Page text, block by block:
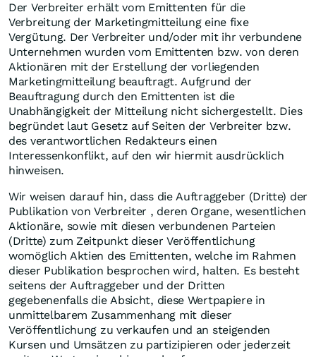
Der Verbreiter erhält vom Emittenten für die
Verbreitung der Marketingmitteilung eine fixe
Vergütung. Der Verbreiter und/oder mit ihr verbundene
Unternehmen wurden vom Emittenten bzw. von deren
Aktionären mit der Erstellung der vorliegenden
Marketingmitteilung beauftragt. Aufgrund der
Beauftragung durch den Emittenten ist die
Unabhängigkeit der Mitteilung nicht sichergestellt. Dies
begründet laut Gesetz auf Seiten der Verbreiter bzw.
des verantwortlichen Redakteurs einen
Interessenkonflikt, auf den wir hiermit ausdrücklich
hinweisen.
Wir weisen darauf hin, dass die Auftraggeber (Dritte) der
Publikation von Verbreiter , deren Organe, wesentlichen
Aktionäre, sowie mit diesen verbundenen Parteien
(Dritte) zum Zeitpunkt dieser Veröffentlichung
womöglich Aktien des Emittenten, welche im Rahmen
dieser Publikation besprochen wird, halten. Es besteht
seitens der Auftraggeber und der Dritten
gegebenenfalls die Absicht, diese Wertpapiere in
unmittelbarem Zusammenhang mit dieser
Veröffentlichung zu verkaufen und an steigenden
Kursen und Umsätzen zu partizipieren oder jederzeit